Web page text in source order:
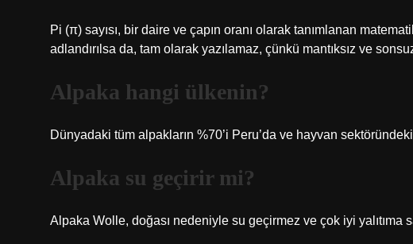
Pi (π) sayısı, bir daire ve çapın oranı olarak tanımlanan
adlandırılsa da, tam olarak yazılamaz, çünkü mantıksız ve
Alpaka hangi ülkenin?
Dünyadaki tüm alpakların %70’i Peru’da ve hayvan
Alpaka su geçirir mi?
Alpaka Wolle, doğası nedeniyle su geçirmez ve çok iyi yalıtıma